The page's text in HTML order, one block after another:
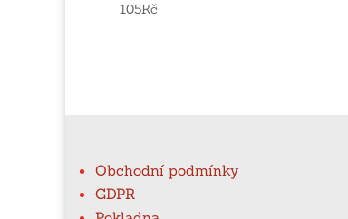
105Kč
Obchodní podmínky
GDPR